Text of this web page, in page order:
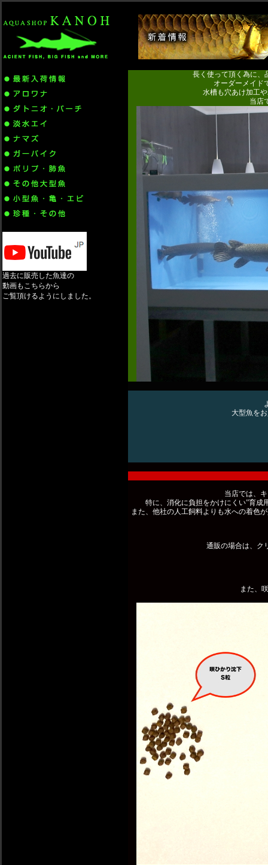
過去に販売した魚達の
動画もこちらから
ご覧頂けるようにしました。
長く使って頂く為に、
オーダーメイド
水槽も穴あけ加工
当店
大型魚を
当店では、
特に、消化に負担をかけにくい”育成
また、他社の人工飼料よりも水への着色
通販の場合は、ク
また、